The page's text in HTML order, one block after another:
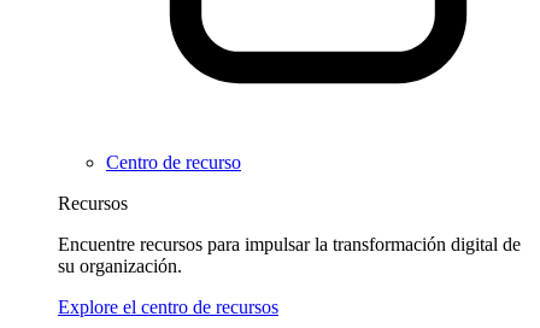
Centro de recurso
Recursos
Encuentre recursos para impulsar la transformación digital de
su organización.
Explore el centro de recursos